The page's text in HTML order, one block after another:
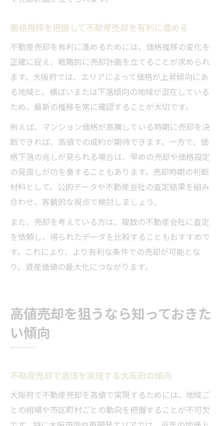
価格推移を把握して不動産売却を有利に進める
不動産売却を有利に進めるためには、価格推移の変化を
正確に捉え、戦略的に売却計画を立てることが求められ
ます。大阪府では、エリアによって価格が上昇傾向にあ
る地域と、横ばいまたは下落傾向の地域が混在している
ため、最新の推移を常に確認することが大切です。
例えば、マンション価格が高騰している時期に売却を決
断できれば、高値での成約が期待できます。一方で、価
格下落の兆しが見られる場合は、早めの売却や価格設定
の見直しが功を奏することもあります。売却時期の判断
材料として、公的データや不動産会社の査定結果を組み
合わせ、客観的な視点で検討しましょう。
また、売却を考えている方は、複数の不動産会社に査定
を依頼し、得られたデータを比較することもおすすめで
す。これにより、より有利な条件での売却が可能とな
り、資産価値の最大化につながります。
高値売却を狙うなら知っておきた
い傾向
不動産売却で高値を実現する大阪府の傾向
大阪府で不動産売却を高値で実現するためには、地域ご
との相場や市区町村ごとの動向を把握することが不可欠